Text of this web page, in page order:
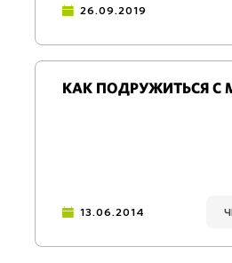
26.09.2019
КАК ПОДРУЖИТЬСЯ С
13.06.2014